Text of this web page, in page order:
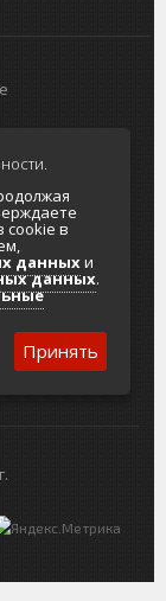
портал
cookie в
данныхи
данных.
Принять